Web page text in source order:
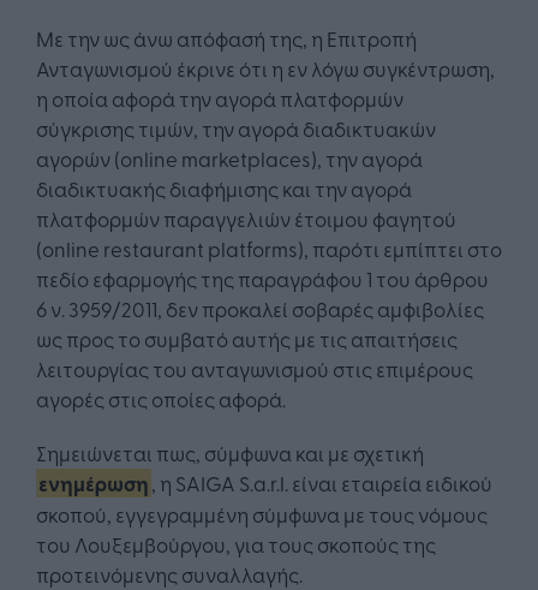
Με την ως άνω απόφασή της, η Επιτροπή
Ανταγωνισμού έκρινε ότι η εν λόγω συγκέντρωση,
η οποία αφορά την αγορά πλατφoρμών
σύγκρισης τιμών, την αγορά διαδικτυακών
αγορών (online marketplaces), την αγορά
διαδικτυακής διαφήμισης και την αγορά
πλατφορμών παραγγελιών έτοιμου φαγητού
(online restaurant platforms), παρότι εμπίπτει στο
πεδίο εφαρμογής της παραγράφου 1 του άρθρου
6 ν. 3959/2011, δεν προκαλεί σοβαρές αμφιβολίες
ως προς το συμβατό αυτής με τις απαιτήσεις
λειτουργίας του ανταγωνισμού στις επιμέρους
αγορές στις οποίες αφορά.
Σημειώνεται πως, σύμφωνα και με σχετική
ενημέρωση, η SAIGA S.a.r.l. είναι εταιρεία ειδικού
σκοπού, εγγεγραμμένη σύμφωνα με τους νόμους
του Λουξεμβούργου, για τους σκοπούς της
προτεινόμενης συναλλαγής.